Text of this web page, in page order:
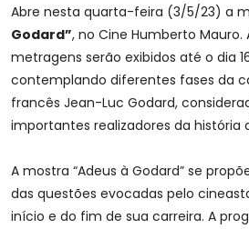
Abre nesta quarta-feira (3/5/23) a
Godard”, no Cine Humberto
metragens serão exibidos até o dia
contemplando diferentes fases da
francês Jean-Luc Godard,
importantes realizadores da história
A mostra “Adeus à Godard” se
das questões evocadas pelo
início e do fim de sua carreira. A